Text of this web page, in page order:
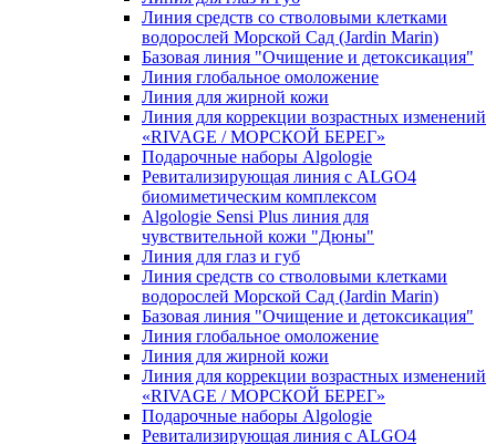
Линия средств со стволовыми клетками
водорослей Морской Сад (Jardin Marin)
Базовая линия "Очищение и детоксикация"
Линия глобальное омоложение
Линия для жирной кожи
Линия для коррекции возрастных изменений
«RIVAGE / МОРСКОЙ БЕРЕГ»
Подарочные наборы Algologie
Ревитализирующая линия с ALGO4
биомиметическим комплексом
Algologie Sensi Plus линия для
чувcтвительной кожи "Дюны"
Линия для глаз и губ
Линия средств со стволовыми клетками
водорослей Морской Сад (Jardin Marin)
Базовая линия "Очищение и детоксикация"
Линия глобальное омоложение
Линия для жирной кожи
Линия для коррекции возрастных изменений
«RIVAGE / МОРСКОЙ БЕРЕГ»
Подарочные наборы Algologie
Ревитализирующая линия с ALGO4